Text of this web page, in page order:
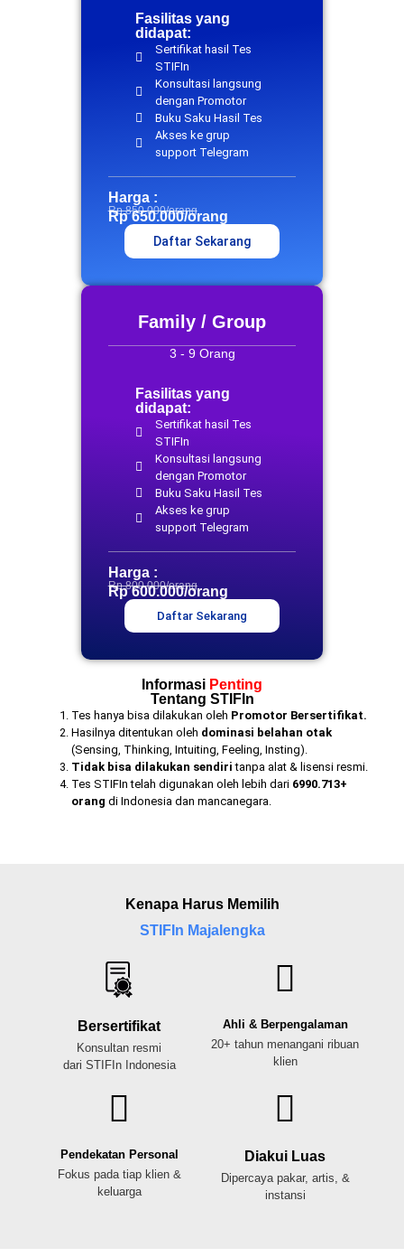
Fasilitas yang
didapat:
Sertifikat hasil Tes
STIFIn
Konsultasi langsung
dengan Promotor
Buku Saku Hasil Tes
Akses ke grup
support Telegram
Harga :
Rp 850.000/orang
Rp 650.000/orang
Daftar Sekarang
Family / Group
3 - 9 Orang
Fasilitas yang
didapat:
Sertifikat hasil Tes
STIFIn
Konsultasi langsung
dengan Promotor
Buku Saku Hasil Tes
Akses ke grup
support Telegram
Harga :
Rp 800.000/orang
Rp 600.000/orang
Daftar Sekarang
Informasi Penting
Tentang STIFIn
Tes hanya bisa dilakukan oleh Promotor Bersertifikat.
Hasilnya ditentukan oleh dominasi belahan otak
(Sensing, Thinking, Intuiting, Feeling, Insting).
Tidak bisa dilakukan sendiri tanpa alat & lisensi resmi.
Tes STIFIn telah digunakan oleh lebih dari 6990.713+
orang di Indonesia dan mancanegara.
Kenapa Harus Memilih
STIFIn Majalengka
Bersertifikat
Konsultan resmi
dari STIFIn Indonesia
Ahli & Berpengalaman
20+ tahun menangani ribuan
klien
Pendekatan Personal
Fokus pada tiap klien &
keluarga
Diakui Luas
Dipercaya pakar, artis, &
instansi